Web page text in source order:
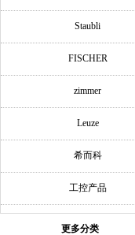
Staubli
FISCHER
zimmer
Leuze
希而科
工控产品
更多分类